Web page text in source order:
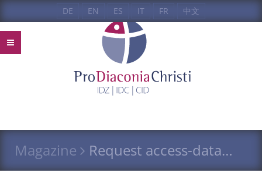
DE EN ES IT FR 中文
Magazine Request access-data…